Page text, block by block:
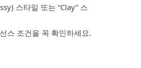
스타일 또는 “Clay” 스
스 조건을 꼭 확인하세요.